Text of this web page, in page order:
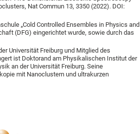
Nat Commun 13, 3350 (2022). DOI:
„Cold Controlled Ensembles in Physics and
(DFG) eingerichtet wurde, sowie durch das
Universität Freiburg und Mitglied des
ist Doktorand am Physikalischen Institut der
an der Universität Freiburg. Seine
mit Nanoclustern und ultrakurzen